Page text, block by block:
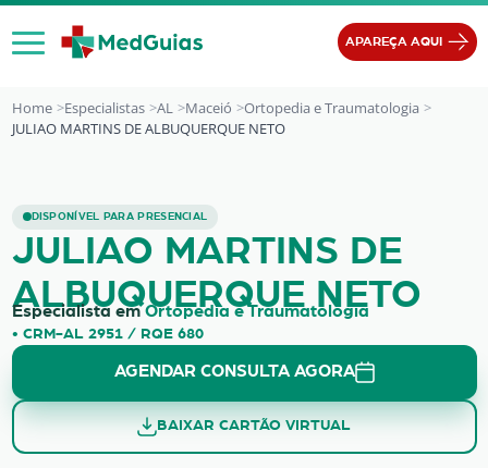
Ir para o conteúdo
APAREÇA AQUI
Home Especialistas AL Maceió
Ortopedia e Traumatologia
JULIAO MARTINS DE ALBUQUERQUE NETO
DISPONÍVEL PARA PRESENCIAL
JULIAO MARTINS DE
JULIAO MARTINS DE
ALBUQUERQUE NETO
Especialista emOrtopedia e Traumatologia
• CRM-AL 2951 / RQE 680
AGENDAR CONSULTA AGORA
BAIXAR CARTÃO VIRTUAL